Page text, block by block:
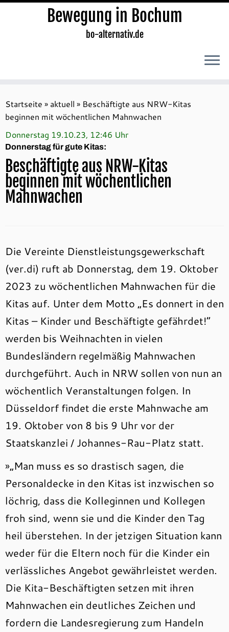
Inhalt
springen
Bewegung in Bochum
bo-alternativ.de
Startseite » aktuell » Beschäftigte aus NRW-Kitas
beginnen mit wöchentlichen Mahnwachen
Donnerstag 19.10.23, 12:46 Uhr
Donnerstag für gute Kitas:
Beschäftigte aus NRW-Kitas
beginnen mit wöchentlichen
Mahnwachen
Die Vereinte Dienstleistungsgewerkschaft
(ver.di) ruft ab Donnerstag, dem 19. Oktober
2023 zu wöchentlichen Mahnwachen für die
Kitas auf. Unter dem Motto „Es donnert in den
Kitas – Kinder und Beschäftigte gefährdet!“
werden bis Weihnachten in vielen
Bundesländern regelmäßig Mahnwachen
durchgeführt. Auch in NRW sollen von nun an
wöchentlich Veranstaltungen folgen. In
Düsseldorf findet die erste Mahnwache am
19. Oktober von 8 bis 9 Uhr vor der
Staatskanzlei / Johannes-Rau-Platz statt.
»„Man muss es so drastisch sagen, die
Personaldecke in den Kitas ist inzwischen so
löchrig, dass die Kolleginnen und Kollegen
froh sind, wenn sie und die Kinder den Tag
heil überstehen. In der jetzigen Situation kann
weder für die Eltern noch für die Kinder ein
verlässliches Angebot gewährleistet werden.
Die Kita-Beschäftigten setzen mit ihren
Mahnwachen ein deutliches Zeichen und
fordern die Landesregierung zum Handeln